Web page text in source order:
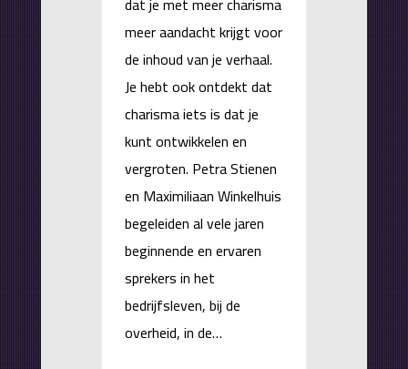
meer aandacht krijgt voor
de inhoud van je verhaal.
Je hebt ook ontdekt dat
charisma iets is dat je
kunt ontwikkelen en
vergroten. Petra Stienen
en Maximiliaan Winkelhuis
begeleiden al vele jaren
beginnende en ervaren
sprekers in het
bedrijfsleven, bij de
overheid, in de…